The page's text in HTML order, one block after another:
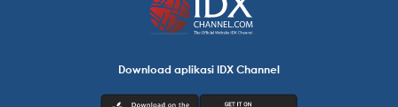
Download aplikasi IDX Channel